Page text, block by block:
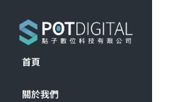
首頁
關於我們